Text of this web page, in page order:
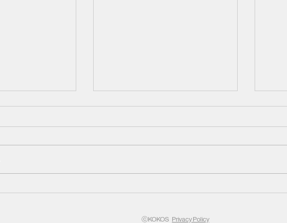
더보기 > 더보
ⓒKOKOS Privacy Policy